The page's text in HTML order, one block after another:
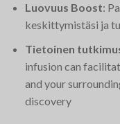
Luovuus Boost:
keskittymistäsi ja
Tietoinen
infusion can
and your
discovery​